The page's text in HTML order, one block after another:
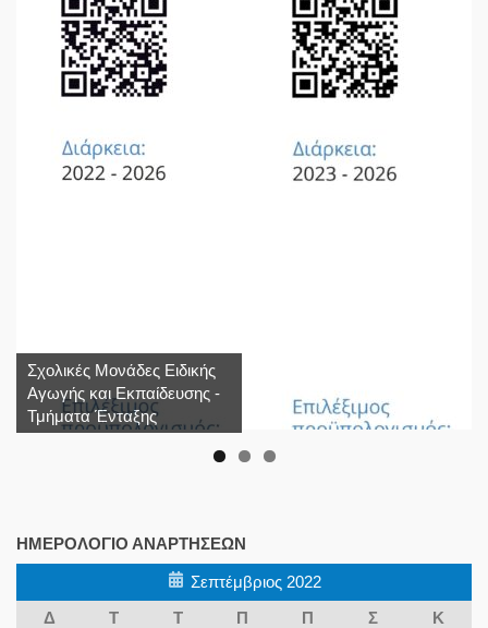
Σχολικές Μονάδες Ειδικής
Αγωγής και Εκπαίδευσης -
Τμήματα Ένταξης
ΗΜΕΡΟΛΌΓΙΟ ΑΝΑΡΤΉΣΕΩΝ
Σεπτέμβριος 2022
Δ
Τ Τ Π Π Σ
Κ